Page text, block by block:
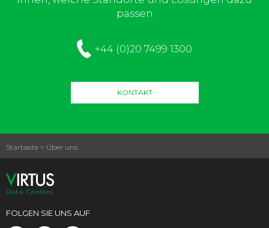
passen
+44 (0)20 7499 1300
KONTAKT
Startseite > Über uns
FOLGEN SIE UNS AUF